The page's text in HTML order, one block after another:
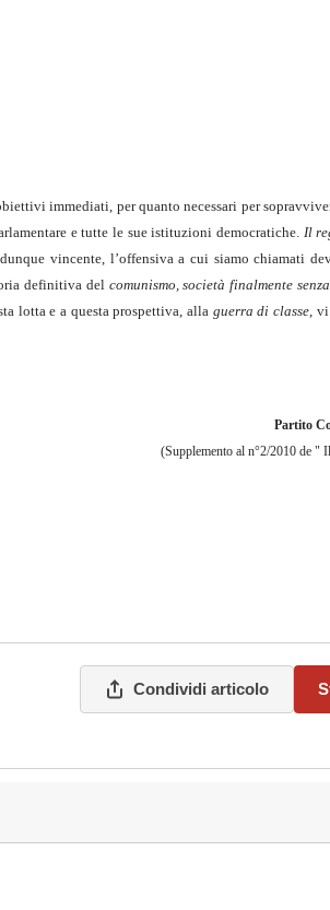
immediati, per quanto necessari per
e tutte le sue istituzioni democratiche. Il
dunque vincente, l’offensiva a cui siamo chiamati
definitiva del comunismo, società finalmente
lotta e a questa prospettiva, alla guerra di classe, vi
Partito
(Supplemento al n°2/2010 de "
Condividi articolo